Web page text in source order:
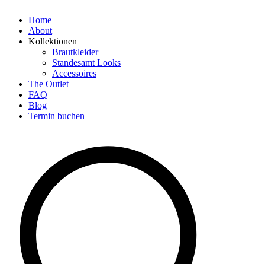
Home
About
Kollektionen
Brautkleider
Standesamt Looks
Accessoires
The Outlet
FAQ
Blog
Termin buchen